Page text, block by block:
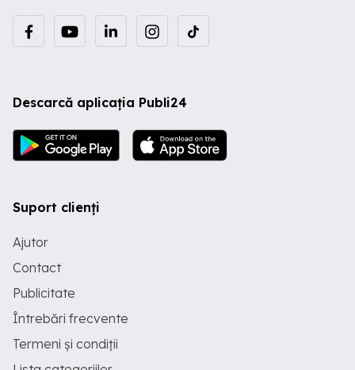
Descarcă aplicația Publi24
Suport clienți
Ajutor
Contact
Publicitate
Întrebări frecvente
Termeni și condiții